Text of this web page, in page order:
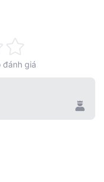
đánh giá